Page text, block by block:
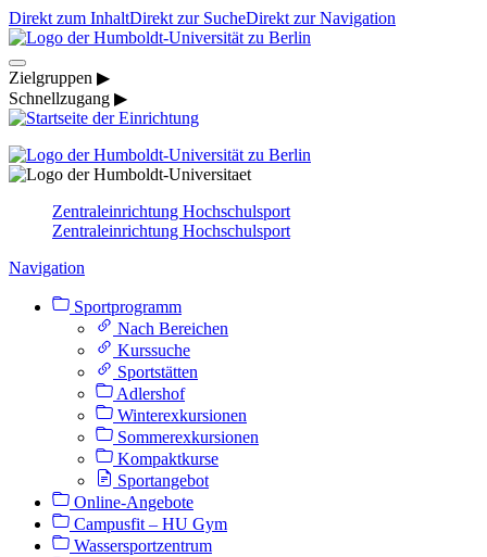
Direkt zum InhaltDirekt zur SucheDirekt zur Navigation
Zielgruppen ▶
Schnellzugang ▶
Zentraleinrichtung Hochschulsport
Zentraleinrichtung Hochschulsport
Navigation
Sportprogramm
Nach Bereichen
Kurssuche
Sportstätten
Adlershof
Winterexkursionen
Sommerexkursionen
Kompaktkurse
Sportangebot
Online-Angebote
Campusfit – HU Gym
Wassersportzentrum